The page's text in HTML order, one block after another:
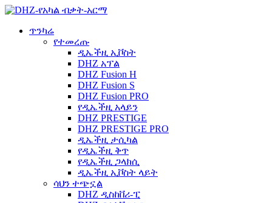
ጥንካሬ
የተመረጡ
ዲኤችዚ ኢቮስት
DHZ አፕል
DHZ Fusion H
DHZ Fusion S
DHZ Fusion PRO
የዲኤችዚ አላይን
DHZ PRESTIGE
DHZ PRESTIGE PRO
ዲኤችዚ ታሲካል
የዲኤችዚ ቅጥ
የዲኤችዚ ጋላክሲ
ዲኤችዚ ኢቮስት ላይት
ሳህን ተጭኗል
DHZ ዲስከቨሪ-ፒ